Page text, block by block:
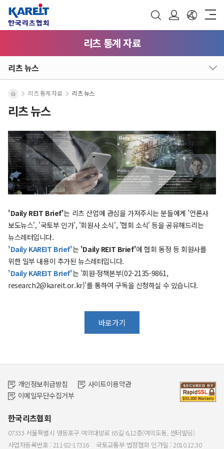
리츠 통계 자료
리츠 뉴스
리츠 뉴스
리츠 통계 자료 리츠 뉴스
'Daily REIT Brief'는 리츠 산업에 관심을 가져주시는 분들에게 '언론사
보도뉴스', '국토부 인가', '회원사 소식', '협회 소식' 등을 공유해드리는
뉴스레터입니다.
'Daily KAREIT Brief'는 'Daily REIT Brief'에 협회 동정 등 회원사를
위한 일부 내용이 추가된 뉴스레터입니다.
'Daily KAREIT Brief'는 '회원·정책본부(02-2135-9861,
research2@kareit.or.kr)'를 통하여 구독을 신청하실 수 있습니다.
바로가기
개인정보취급방침
사이트이용약관
이메일무단수집거부
한국리츠협회
07333 서울특별시 영등포구 여의대방로 65길 6,12층(여의도동, 센터빌딩)
사업자등록번호 : 211-82-17316
국토교통부 법정협회 인가일 : 2010.12.30